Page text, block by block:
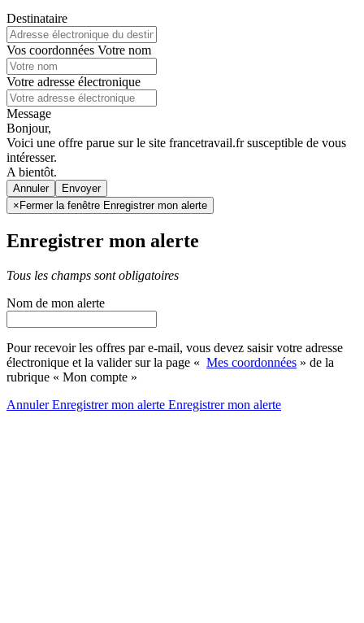
Destinataire
Vos coordonnées Votre nom
Votre adresse électronique
Message
Bonjour,
Voici une offre parue sur le site francetravail.fr susceptible de vous
intéresser.
A bientôt.
Annuler
× Fermer la fenêtre Enregistrer mon alerte
Enregistrer mon alerte
Tous les champs sont obligatoires
Nom de mon alerte
Pour recevoir les offres par e-mail, vous devez saisir votre adresse
électronique et la valider sur la page « Mes coordonnées » de la
rubrique « Mon compte »
AnnulerEnregistrer mon alerte Enregistrermon alerte